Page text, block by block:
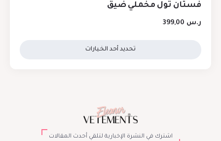
فستان تول مخملي ضيق
ر.س
تحديد أحد الخيارات
اشترك في النشرة الإخبارية لتلقي أحدث المقالات